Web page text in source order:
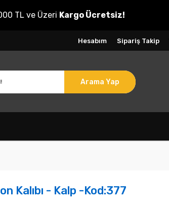
TL ve Üzeri Kargo Ücretsiz!
Hesabım Sipariş Takip
Arama Yap
Kalıbı - Kalp -Kod:377